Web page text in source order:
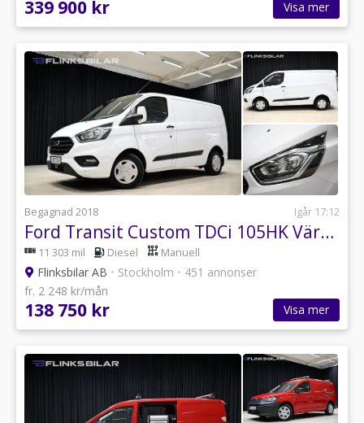
339 900 kr Visa mer
Begagnad 2018 Igår 17:12
Ford Transit Custom TDCi 105HK Värmare|Backkamera|EnÄgare|NyKamrem
11 303 mil Diesel Manuell
Flinksbilar AB • Stockholm • 451 annonser
fr. 2 248 kr/mån
138 750 kr Visa mer